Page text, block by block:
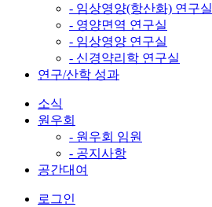
- 임상영양(항산화) 연구실
- 영양면역 연구실
- 임상영양 연구실
- 신경약리학 연구실
연구/산학 성과
소식
원우회
- 원우회 임원
- 공지사항
공간대여
로그인